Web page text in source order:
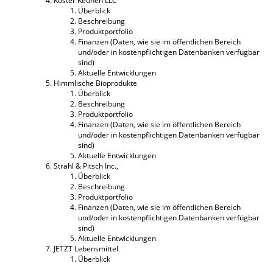
Überblick
Beschreibung
Produktportfolio
Finanzen (Daten, wie sie im öffentlichen Bereich
und/oder in kostenpflichtigen Datenbanken verfügbar
sind)
Aktuelle Entwicklungen
Himmlische Bioprodukte
Überblick
Beschreibung
Produktportfolio
Finanzen (Daten, wie sie im öffentlichen Bereich
und/oder in kostenpflichtigen Datenbanken verfügbar
sind)
Aktuelle Entwicklungen
Strahl & Pitsch Inc.,
Überblick
Beschreibung
Produktportfolio
Finanzen (Daten, wie sie im öffentlichen Bereich
und/oder in kostenpflichtigen Datenbanken verfügbar
sind)
Aktuelle Entwicklungen
JETZT Lebensmittel
Überblick